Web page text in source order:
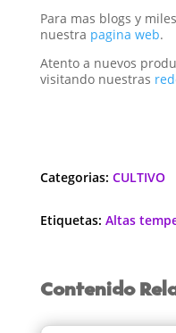
Para mas blogs y
nuestra pagina web.
Atento a nuevos
visitando nuestras
Categorias: CULTIVO
Etiquetas: Altas
Contenido